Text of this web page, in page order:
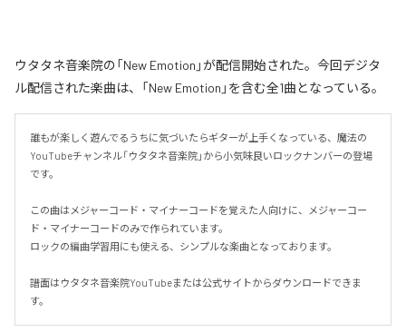
ウタタネ音楽院の「New Emotion」が配信開始された。今回デジタ
ル配信された楽曲は、「New Emotion」を含む全1曲となっている。
誰もが楽しく遊んでるうちに気づいたらギターが上手くなっている、魔法の
YouTubeチャンネル「ウタタネ音楽院」から小気味良いロックナンバーの登場
です。
この曲はメジャーコード・マイナーコードを覚えた人向けに、メジャーコー
ド・マイナーコードのみで作られています。
ロックの編曲学習用にも使える、シンプルな楽曲となっております。
譜面はウタタネ音楽院YouTubeまたは公式サイトからダウンロードできま
す。